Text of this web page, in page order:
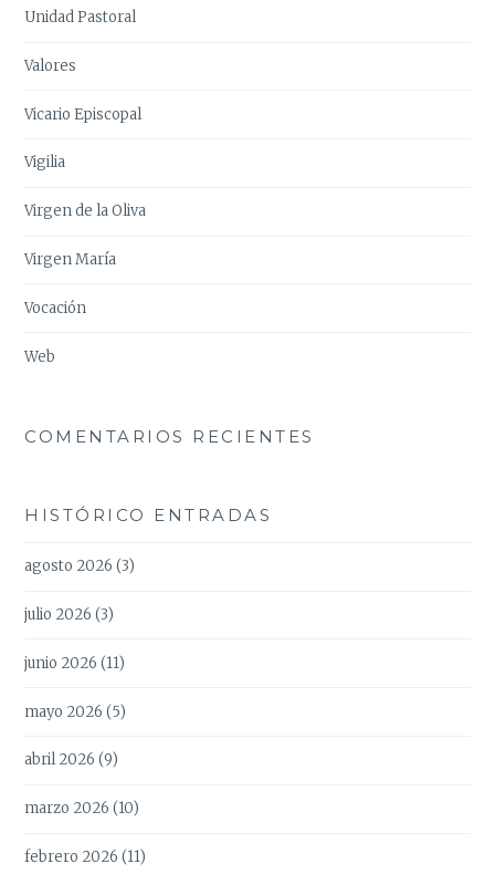
Unidad Pastoral
Valores
Vicario Episcopal
Vigilia
Virgen de la Oliva
Virgen María
Vocación
Web
COMENTARIOS RECIENTES
HISTÓRICO ENTRADAS
agosto 2026 (3)
julio 2026 (3)
junio 2026 (11)
mayo 2026 (5)
abril 2026 (9)
marzo 2026 (10)
febrero 2026 (11)